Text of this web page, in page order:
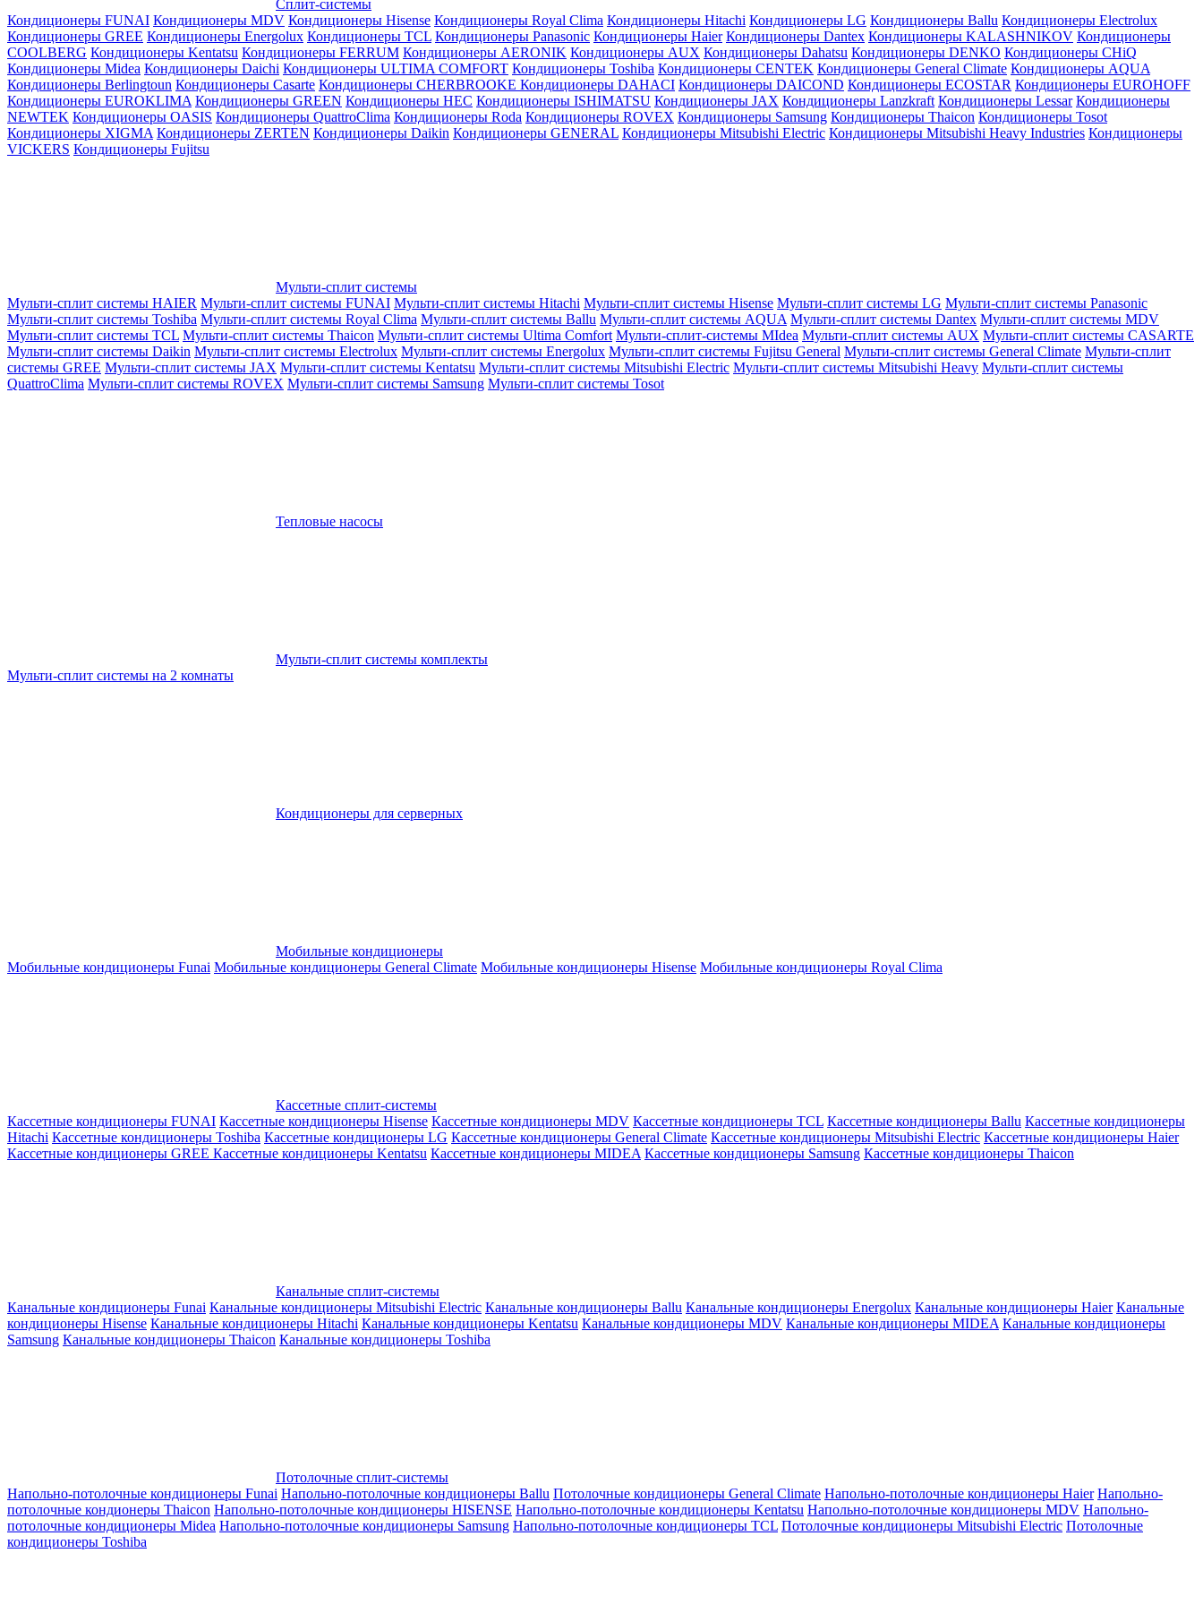
Сплит-системы
Кондиционеры FUNAI Кондиционеры MDV Кондиционеры Hisense Кондиционеры Royal Clima Кондиционеры Hitachi Кондиционеры LG Кондиционеры Ballu Кондиционеры Electrolux
Кондиционеры GREE Кондиционеры Energolux Кондиционеры TCL Кондиционеры Panasonic Кондиционеры Haier Кондиционеры Dantex Кондиционеры KALASHNIKOV Кондиционеры
СOOLBERG Кондиционеры Kentatsu Кондиционеры FERRUM Кондиционеры AERONIK Кондиционеры AUX Кондиционеры Dahatsu Кондиционеры DENKO Кондиционеры CHiQ
Кондиционеры Midea Кондиционеры Daichi Кондиционеры ULTIMA COMFORT Кондиционеры Toshiba Кондиционеры CENTEK Кондиционеры General Climate Кондиционеры AQUA
Кондиционеры Berlingtoun Кондиционеры Casarte Кондиционеры CHERBROOKE Кондиционеры DAHACI Кондиционеры DAICOND Кондиционеры ECOSTAR Кондиционеры EUROHOFF
Кондиционеры EUROKLIMA Кондиционеры GREEN Кондиционеры HEC Кондиционеры ISHIMATSU Кондиционеры JAX Кондиционеры Lanzkraft Кондиционеры Lessar Кондиционеры
NEWTEK Кондиционеры OASIS Кондиционеры QuattroClima Кондиционеры Roda Кондиционеры ROVEX Кондиционеры Samsung Кондиционеры Thaicon Кондиционеры Tosot
Кондиционеры XIGMA Кондиционеры ZERTEN Кондиционеры Daikin Кондиционеры GENERAL Кондиционеры Mitsubishi Electric Кондиционеры Mitsubishi Heavy Industries Кондиционеры
VICKERS Кондиционеры Fujitsu
Мульти-сплит системы
Мульти-сплит системы HAIER Мульти-сплит системы FUNAI Мульти-сплит системы Hitachi Мульти-сплит системы Hisense Мульти-сплит системы LG Мульти-сплит системы Panasonic
Мульти-сплит системы Toshiba Мульти-сплит системы Royal Clima Мульти-сплит системы Ballu Мульти-сплит системы AQUA Мульти-сплит системы Dantex Мульти-сплит системы MDV
Мульти-сплит системы TCL Мульти-сплит системы Thaicon Мульти-сплит системы Ultima Comfort Мульти-сплит-системы MIdea Мульти-сплит системы AUX Мульти-сплит системы CASARTE
Мульти-сплит системы Daikin Мульти-сплит системы Electrolux Мульти-сплит системы Energolux Мульти-сплит системы Fujitsu General Мульти-сплит системы General Climate Мульти-сплит
системы GREE Мульти-сплит системы JAX Мульти-сплит системы Kentatsu Мульти-сплит системы Mitsubishi Electric Мульти-сплит системы Mitsubishi Heavy Мульти-сплит системы
QuattroClima Мульти-сплит системы ROVEX Мульти-сплит системы Samsung Мульти-сплит системы Tosot
Тепловые насосы
Мульти-сплит системы комплекты
Мульти-сплит системы на 2 комнаты
Кондиционеры для серверных
Мобильные кондиционеры
Мобильные кондиционеры Funai Мобильные кондиционеры General Climate Мобильные кондиционеры Hisense Мобильные кондиционеры Royal Clima
Кассетные сплит-системы
Кассетные кондиционеры FUNAI Кассетные кондиционеры Hisense Кассетные кондиционеры MDV Кассетные кондиционеры TCL Кассетные кондиционеры Ballu Кассетные кондиционеры
Hitachi Кассетные кондиционеры Toshiba Кассетные кондиционеры LG Кассетные кондиционеры General Climate Кассетные кондиционеры Mitsubishi Electric Кассетные кондиционеры Haier
Кассетные кондиционеры GREE Кассетные кондиционеры Kentatsu Кассетные кондиционеры MIDEA Кассетные кондиционеры Samsung Кассетные кондиционеры Thaicon
Канальные сплит-системы
Канальные кондиционеры Funai Канальные кондиционеры Mitsubishi Electric Канальные кондиционеры Ballu Канальные кондиционеры Energolux Канальные кондиционеры Haier Канальные
кондиционеры Hisense Канальные кондиционеры Hitachi Канальные кондиционеры Kentatsu Канальные кондиционеры MDV Канальные кондиционеры MIDEA Канальные кондиционеры
Samsung Канальные кондиционеры Thaicon Канальные кондиционеры Toshiba
Потолочные сплит-системы
Напольно-потолочные кондиционеры Funai Напольно-потолочные кондиционеры Ballu Потолочные кондиционеры General Climate Напольно-потолочные кондиционеры Haier Напольно-
потолочные кондионеры Thaicon Напольно-потолочные кондиционеры HISENSE Напольно-потолочные кондиционеры Kentatsu Напольно-потолочные кондиционеры MDV Напольно-
потолочные кондиционеры Midea Напольно-потолочные кондиционеры Samsung Напольно-потолочные кондиционеры TCL Потолочные кондиционеры Mitsubishi Electric Потолочные
кондиционеры Toshiba